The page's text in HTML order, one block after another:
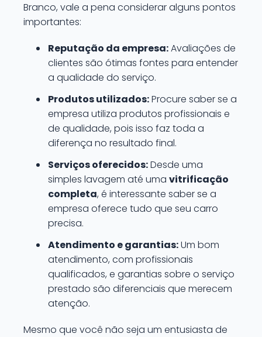
Branco, vale a pena considerar alguns pontos
importantes:
Reputação da empresa:Avaliações de
clientes são ótimas fontes para entender
a qualidade do serviço.
Produtos utilizados:Procure saber se a
empresa utiliza produtos profissionais e
de qualidade, pois isso faz toda a
diferença no resultado final.
Serviços oferecidos:Desde uma
simples lavagem até uma vitrificação
completa, é interessante saber se a
empresa oferece tudo que seu carro
precisa.
Atendimento e garantias:Um bom
atendimento, com profissionais
qualificados, e garantias sobre o serviço
prestado são diferenciais que merecem
atenção.
Mesmo que você não seja um entusiasta de